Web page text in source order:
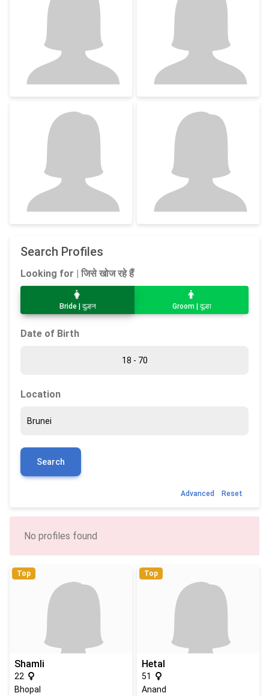
Search Profiles
Looking for | जिसे खोज रहे हैं
Bride | दुल्हन Groom | दूल्हा
Date of Birth
Location
Search
Advanced Reset
No profiles found
Top
Shamli
22
Bhopal
Top
Hetal
51
Anand